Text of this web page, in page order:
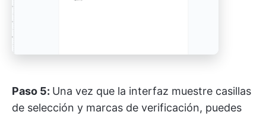
Paso 5: Una vez que la interfaz muestre casillas
de selección y marcas de verificación, puedes